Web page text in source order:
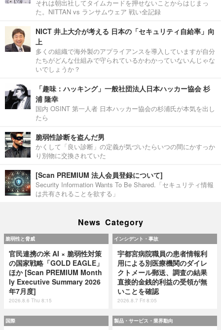
それは朝出社してタイムカードを押せないことからはじまっ
た。NITTAN vs ランサムウェア 戦い全記録
NICT 井上大介が考える 日本の「セキュリティ自給率」向
上
多くの組織で海外製のアプライアンスを導入していますが自分
たちがどんな仕組みで守られているかわかっていないんじゃな
いでしょうか？
「趣味：ハッキング」一般社団法人日本ハッカー協会 杉
浦 隆幸
国内 OSINT 第一人者 日本ハッカー協会の杉浦氏が本気を出し
たら
脆弱性診断を盗んだ男
かくして「良い診断」の定義が気づいたらいつの間にかすっか
り別物に交換されていた
[Scan PREMIUM 法人会員登録について]
Security Information Wants To Be Shared.「セキュリティ情報
は共有されることを欲する」
News Category
脆弱性と脅威
官民連携の米 AI × 脆弱性対策
の国家戦略「GOLD EAGLE」
ほか [Scan PREMIUM Month
ly Executive Summary 2026
年7月度]
2026.8.6 Thu 8:15
インシデント・事故
宇都宮病院職員の患者情報利
用による別医療機関のダイレ
クトメール郵送、調査の結果
直接的金銭的利益の受領が無
いことを確認
2026.8.7 Fri 8:05
国際 製品・サービス・業界動向